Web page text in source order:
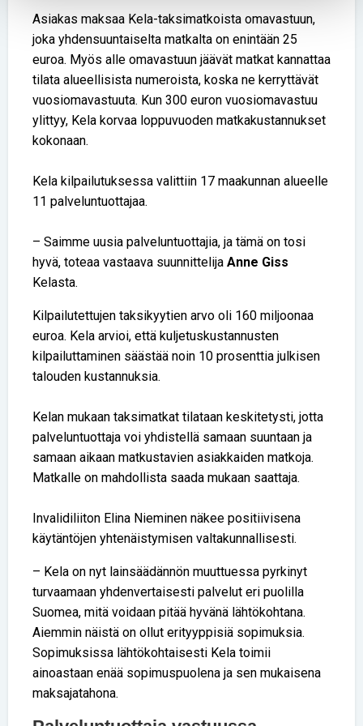
Asiakas maksaa Kela-taksimatkoista omavastuun,
joka yhdensuuntaiselta matkalta on enintään 25
euroa. Myös alle omavastuun jäävät matkat kannattaa
tilata alueellisista numeroista, koska ne kerryttävät
vuosiomavastuuta. Kun 300 euron vuosiomavastuu
ylittyy, Kela korvaa loppuvuoden matkakustannukset
kokonaan.
Kela kilpailutuksessa valittiin 17 maakunnan alueelle
11 palveluntuottajaa.
– Saimme uusia palveluntuottajia, ja tämä on tosi
hyvä, toteaa vastaava suunnittelija Anne Giss
Kelasta.
Kilpailutettujen taksikyytien arvo oli 160 miljoonaa
euroa. Kela arvioi, että kuljetuskustannusten
kilpailuttaminen säästää noin 10 prosenttia julkisen
talouden kustannuksia.
Kelan mukaan taksimatkat tilataan keskitetysti, jotta
palveluntuottaja voi yhdistellä samaan suuntaan ja
samaan aikaan matkustavien asiakkaiden matkoja.
Matkalle on mahdollista saada mukaan saattaja.
Invalidiliiton Elina Nieminen näkee positiivisena
käytäntöjen yhtenäistymisen valtakunnallisesti.
– Kela on nyt lainsäädännön muuttuessa pyrkinyt
turvaamaan yhdenvertaisesti palvelut eri puolilla
Suomea, mitä voidaan pitää hyvänä lähtökohtana.
Aiemmin näistä on ollut erityyppisiä sopimuksia.
Sopimuksissa lähtökohtaisesti Kela toimii
ainoastaan enää sopimuspuolena ja sen mukaisena
maksajatahona.